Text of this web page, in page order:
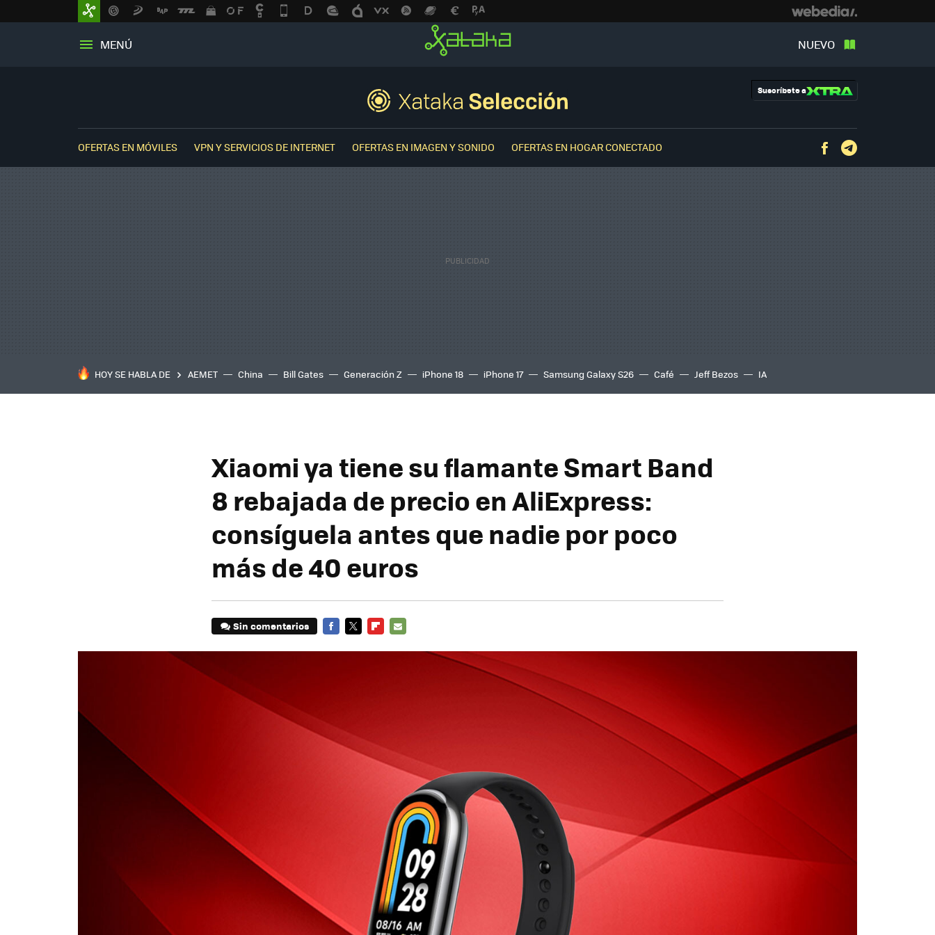
MENÚ NUEVO
Suscríbete a
OFERTAS EN MÓVILES VPN Y SERVICIOS DE INTERNET OFERTAS EN IMAGEN Y SONIDO OFERTAS EN HOGAR CONECTADO Facebook
HOY SE HABLA DE AEMET China Bill Gates Generación Z iPhone 18 iPhone 17 Samsung Galaxy S26 Café Jeff Bezos IA
Xiaomi ya tiene su flamante Smart Band
8 rebajada de precio en AliExpress:
consíguela antes que nadie por poco
más de 40 euros
Sin comentarios